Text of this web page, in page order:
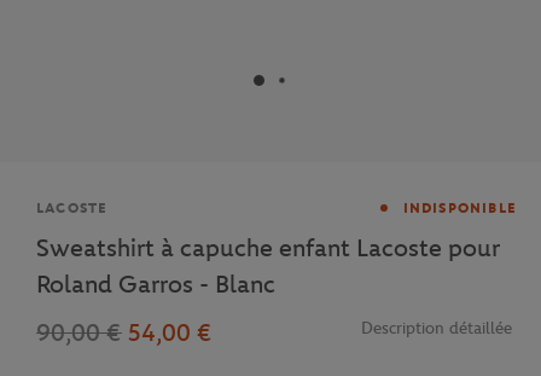
Marque
LACOSTE INDISPONIBLE
Sweatshirt à capuche enfant Lacoste pour
Roland Garros - Blanc
90,00 € 54,00 € Description détaillée